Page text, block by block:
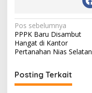
Navigasi
pos
Pos sebelumnya
PPPK Baru Disambut
Hangat di Kantor
Pertanahan Nias Selatan
Posting Terkait